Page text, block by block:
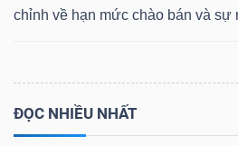
chỉnh về hạn mức chào bán và sự
ĐỌC NHIỀU NHẤT
liệu
tài
chính